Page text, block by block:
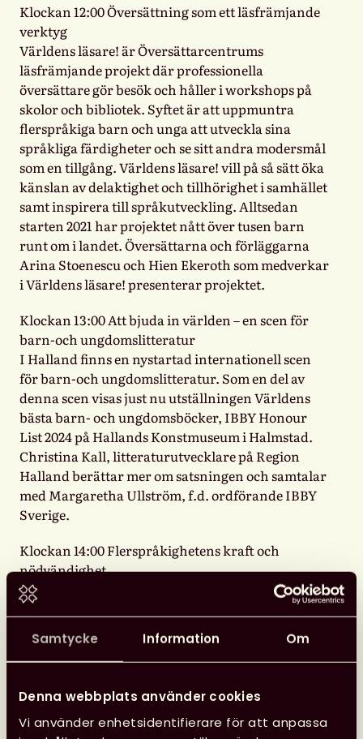
Samtycke Information Om
Denna webbplats använder cookies
Vi använder enhetsidentifierare för att anpassa
Klockan 12:00 Översättning som ett läsfrämjande
verktyg
Världens läsare! är Översättarcentrums
läsfrämjande projekt där professionella
översättare gör besök och håller i workshops på
skolor och bibliotek. Syftet är att uppmuntra
flerspråkiga barn och unga att utveckla sina
språkliga färdigheter och se sitt andra modersmål
som en tillgång. Världens läsare! vill på så sätt öka
känslan av delaktighet och tillhörighet i samhället
samt inspirera till språkutveckling. Alltsedan
starten 2021 har projektet nått över tusen barn
runt om i landet. Översättarna och förläggarna
Arina Stoenescu och Hien Ekeroth som medverkar
i Världens läsare! presenterar projektet.
Klockan 13:00 Att bjuda in världen – en scen för
barn-och ungdomslitteratur
I Halland finns en nystartad internationell scen
för barn-och ungdomslitteratur. Som en del av
denna scen visas just nu utställningen Världens
bästa barn- och ungdomsböcker, IBBY Honour
List 2024 på Hallands Konstmuseum i Halmstad.
Christina Kall, litteraturutvecklare på Region
Halland berättar mer om satsningen och samtalar
med Margaretha Ullström, f.d. ordförande IBBY
Sverige.
Klockan 14:00 Flerspråkighetens kraft och
nödvändighet
Romsk litteratur, av vem och för vilka?
Författarna Gunilla Lundgren och Fred Taikon i
samtal med förläggare Arina Stoenescu om
framgångar och svårigheter i arbetet med romsk
litteratur för barn.
Klockan 15:00 Panelsamtal: Får världen plats i
våra barnböcker?